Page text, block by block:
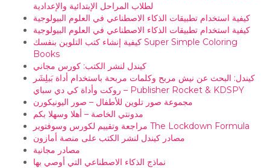
لطلاب المراحل الإبتدائية والإعدادية
كيفية إنشاء كتب التلوين بنفسك Super Simple Coloring
Books
كيندل لنشر الكتب: كورس مجاني
كيندل: البحث عن نيش مربح وكلمات مربحة باستخدام أداة بَبلِشَر
روكت وأداة كي دي سباي – Publisher Rocket & KDSPY
مجموعة صور تلوين للأطفال – صور اليونيكورن
مدونتي الخاصة – أهلا وسهلا بكم
مراجعة وتقييم لكورس وسوفتوير The Lockdown Formula
مصادر كيندل لنشر الكتب على منصة أمازون
مصادر مجانية
نماذج الذكاء الاصطناعي التي أوصي بها